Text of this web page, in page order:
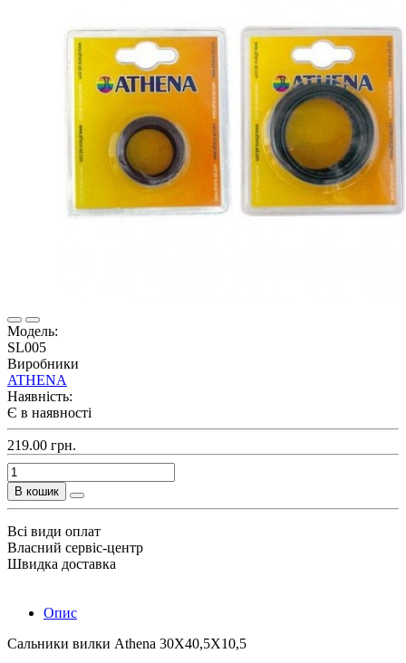
Модель:
SL005
Виробники
ATHENA
Наявність:
Є в наявності
219.00 грн.
В кошик
Всі види оплат
Власний сервіс-центр
Швидка доставка
Опис
Сальники вилки Athena 30X40,5X10,5